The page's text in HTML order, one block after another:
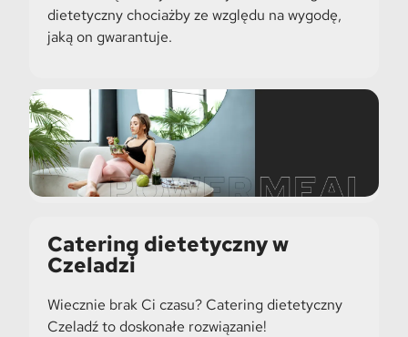
dietetyczny chociażby ze względu na wygodę,
jaką on gwarantuje.
Catering dietetyczny w
Czeladzi
Wiecznie brak Ci czasu? Catering dietetyczny
Czeladź to doskonałe rozwiązanie!